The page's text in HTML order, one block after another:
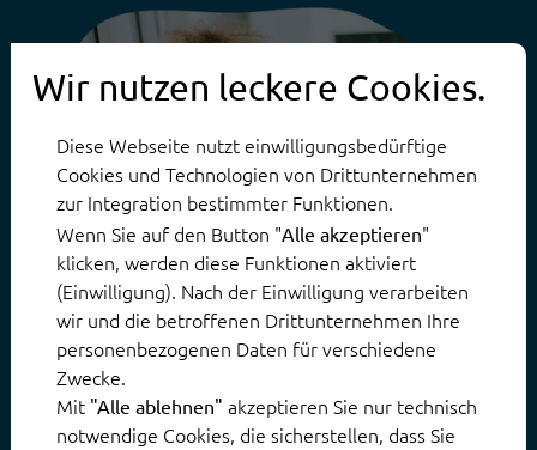
Wir nutzen leckere Cookies.
Diese Webseite nutzt einwilligungsbedürftige
Cookies und Technologien von Drittunternehmen
zur Integration bestimmter Funktionen.
Wenn Sie auf den Button "Alle akzeptieren"
klicken, werden diese Funktionen aktiviert
(Einwilligung). Nach der Einwilligung verarbeiten
wir und die betroffenen Drittunternehmen Ihre
personenbezogenen Daten für verschiedene
Zwecke.
Mit "Alle ablehnen" akzeptieren Sie nur technisch
notwendige Cookies, die sicherstellen, dass Sie
Du hast Fragen? Oder
möchtest dich initiativ